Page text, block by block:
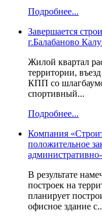
Подробнее...
Завершается
г.Балабаново
Жилой квартал
территории,
КПП со
спортивный...
Подробнее...
Компания
положительное
В результате
построек на
планирует
офисное здание